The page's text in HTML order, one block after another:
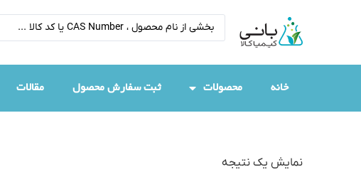
خانه محصولات ثبت سفارش محصول مقالات
نمایش یک نتیجه